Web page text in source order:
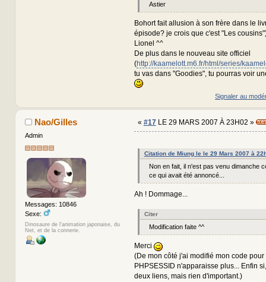
Astier
Bohort fait allusion à son frère dans le
épisode? je crois que c'est "Les
Lionel ^^
De plus dans le nouveau site officiel
(http://kaamelott.m6.fr/html/series/
tu vas dans "Goodies", tu pourras voir
Signaler au
Nao/Gilles
Admin
Messages: 10846
Sexe:
Dinosaure de l'animation japonaise, du
Net, et de la connerie.
« #17LE 29 MARS 2007 À 23H02 »
Citation de Miung le le 29 Mars 2007 à
Non en fait, il n'est pas venu dimanche
ce qui avait été annoncé...
Ah ! Dommage...
Citer
Modification faite ^^
Merci
(De mon côté j'ai modifié mon code pour
PHPSESSID n'apparaisse plus... Enfin
deux liens, mais rien d'important.)